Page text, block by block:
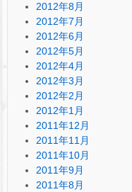
2012年8月
2012年7月
2012年6月
2012年5月
2012年4月
2012年3月
2012年2月
2012年1月
2011年12月
2011年11月
2011年10月
2011年9月
2011年8月